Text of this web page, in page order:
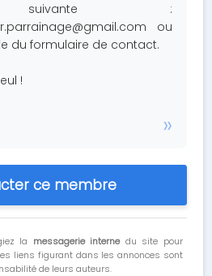
suivante :
ou
du formulaire de contact.
!
ce membre
la messagerie internedu site pour
liens figurant dans les annonces sont
de leurs auteurs.